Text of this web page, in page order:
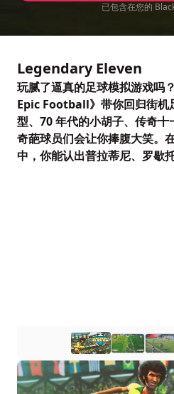
已包含在您的
Legendary Eleven
玩腻了逼真的足球模拟游戏
Epic Football》带你回归街机
型、70 年代的小胡子、传奇
奇葩球员们会让你捧腹大笑。
中，你能认出普拉蒂尼、罗歇